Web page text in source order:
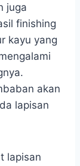
juga
finishing
kayu yang
akan
lapisan
lapisan